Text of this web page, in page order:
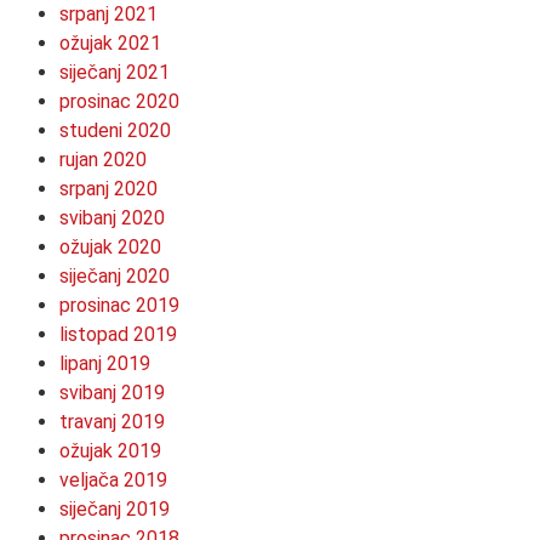
srpanj 2021
ožujak 2021
siječanj 2021
prosinac 2020
studeni 2020
rujan 2020
srpanj 2020
svibanj 2020
ožujak 2020
siječanj 2020
prosinac 2019
listopad 2019
lipanj 2019
svibanj 2019
travanj 2019
ožujak 2019
veljača 2019
siječanj 2019